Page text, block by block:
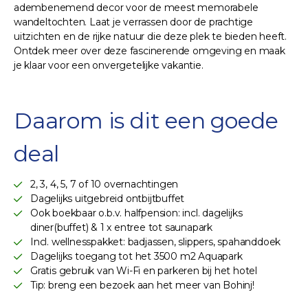
adembenemend decor voor de meest memorabele
wandeltochten. Laat je verrassen door de prachtige
uitzichten en de rijke natuur die deze plek te bieden heeft.
Ontdek meer over deze fascinerende omgeving en maak
je klaar voor een onvergetelijke vakantie.
Daarom is dit een goede
deal
2, 3, 4, 5, 7 of 10 overnachtingen
Dagelijks uitgebreid ontbijtbuffet
Ook boekbaar o.b.v. halfpension: incl. dagelijks
diner(buffet) & 1 x entree tot saunapark
Incl. wellnesspakket: badjassen, slippers, spahanddoek
Dagelijks toegang tot het 3500 m2 Aquapark
Gratis gebruik van Wi-Fi en parkeren bij het hotel
Tip: breng een bezoek aan het meer van Bohinj!